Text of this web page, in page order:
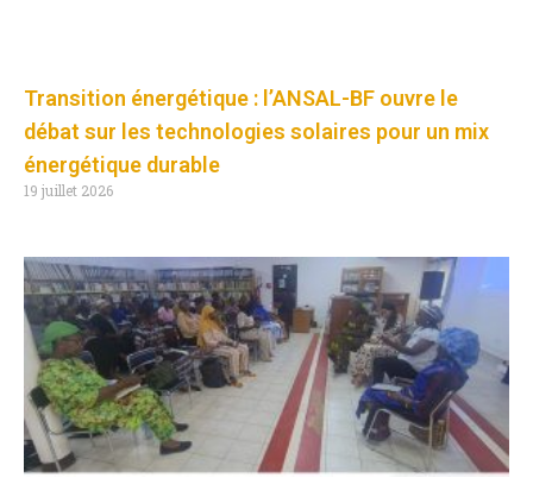
Transition énergétique : l’ANSAL-BF ouvre le
débat sur les technologies solaires pour un mix
énergétique durable
19 juillet 2026